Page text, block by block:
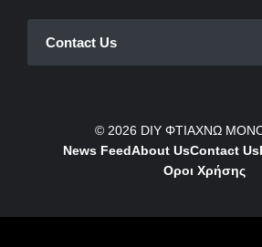
Contact Us
© 2026 DIY ΦΤΙΑΧΝΩ
News FeedAbout UsContactUs
Οροι Χρήσης